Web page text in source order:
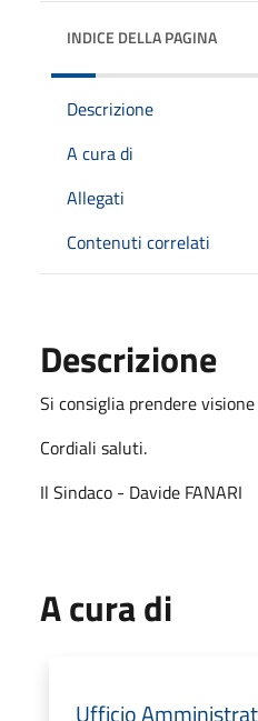
INDICE DELLA PAGINA
Descrizione
A cura di
Allegati
Contenuti correlati
Descrizione
Si consiglia prendere
Cordiali saluti.
Il Sindaco - Davide FANARI
A cura di
Ufficio